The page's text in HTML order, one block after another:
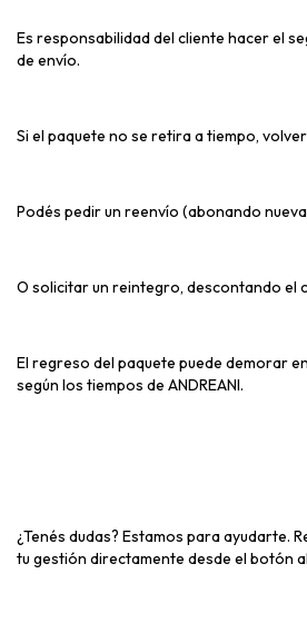
Es responsabilidad del cliente hacer el
de envío.
Si el paquete no se retira a tiempo,
Podés pedir un reenvío (abonando
O solicitar un reintegro, descontando el
El regreso del paquete puede demorar
según los tiempos de ANDREANI.
¿Tenés dudas? Estamos para ayudarte.
tu gestión directamente desde el botón